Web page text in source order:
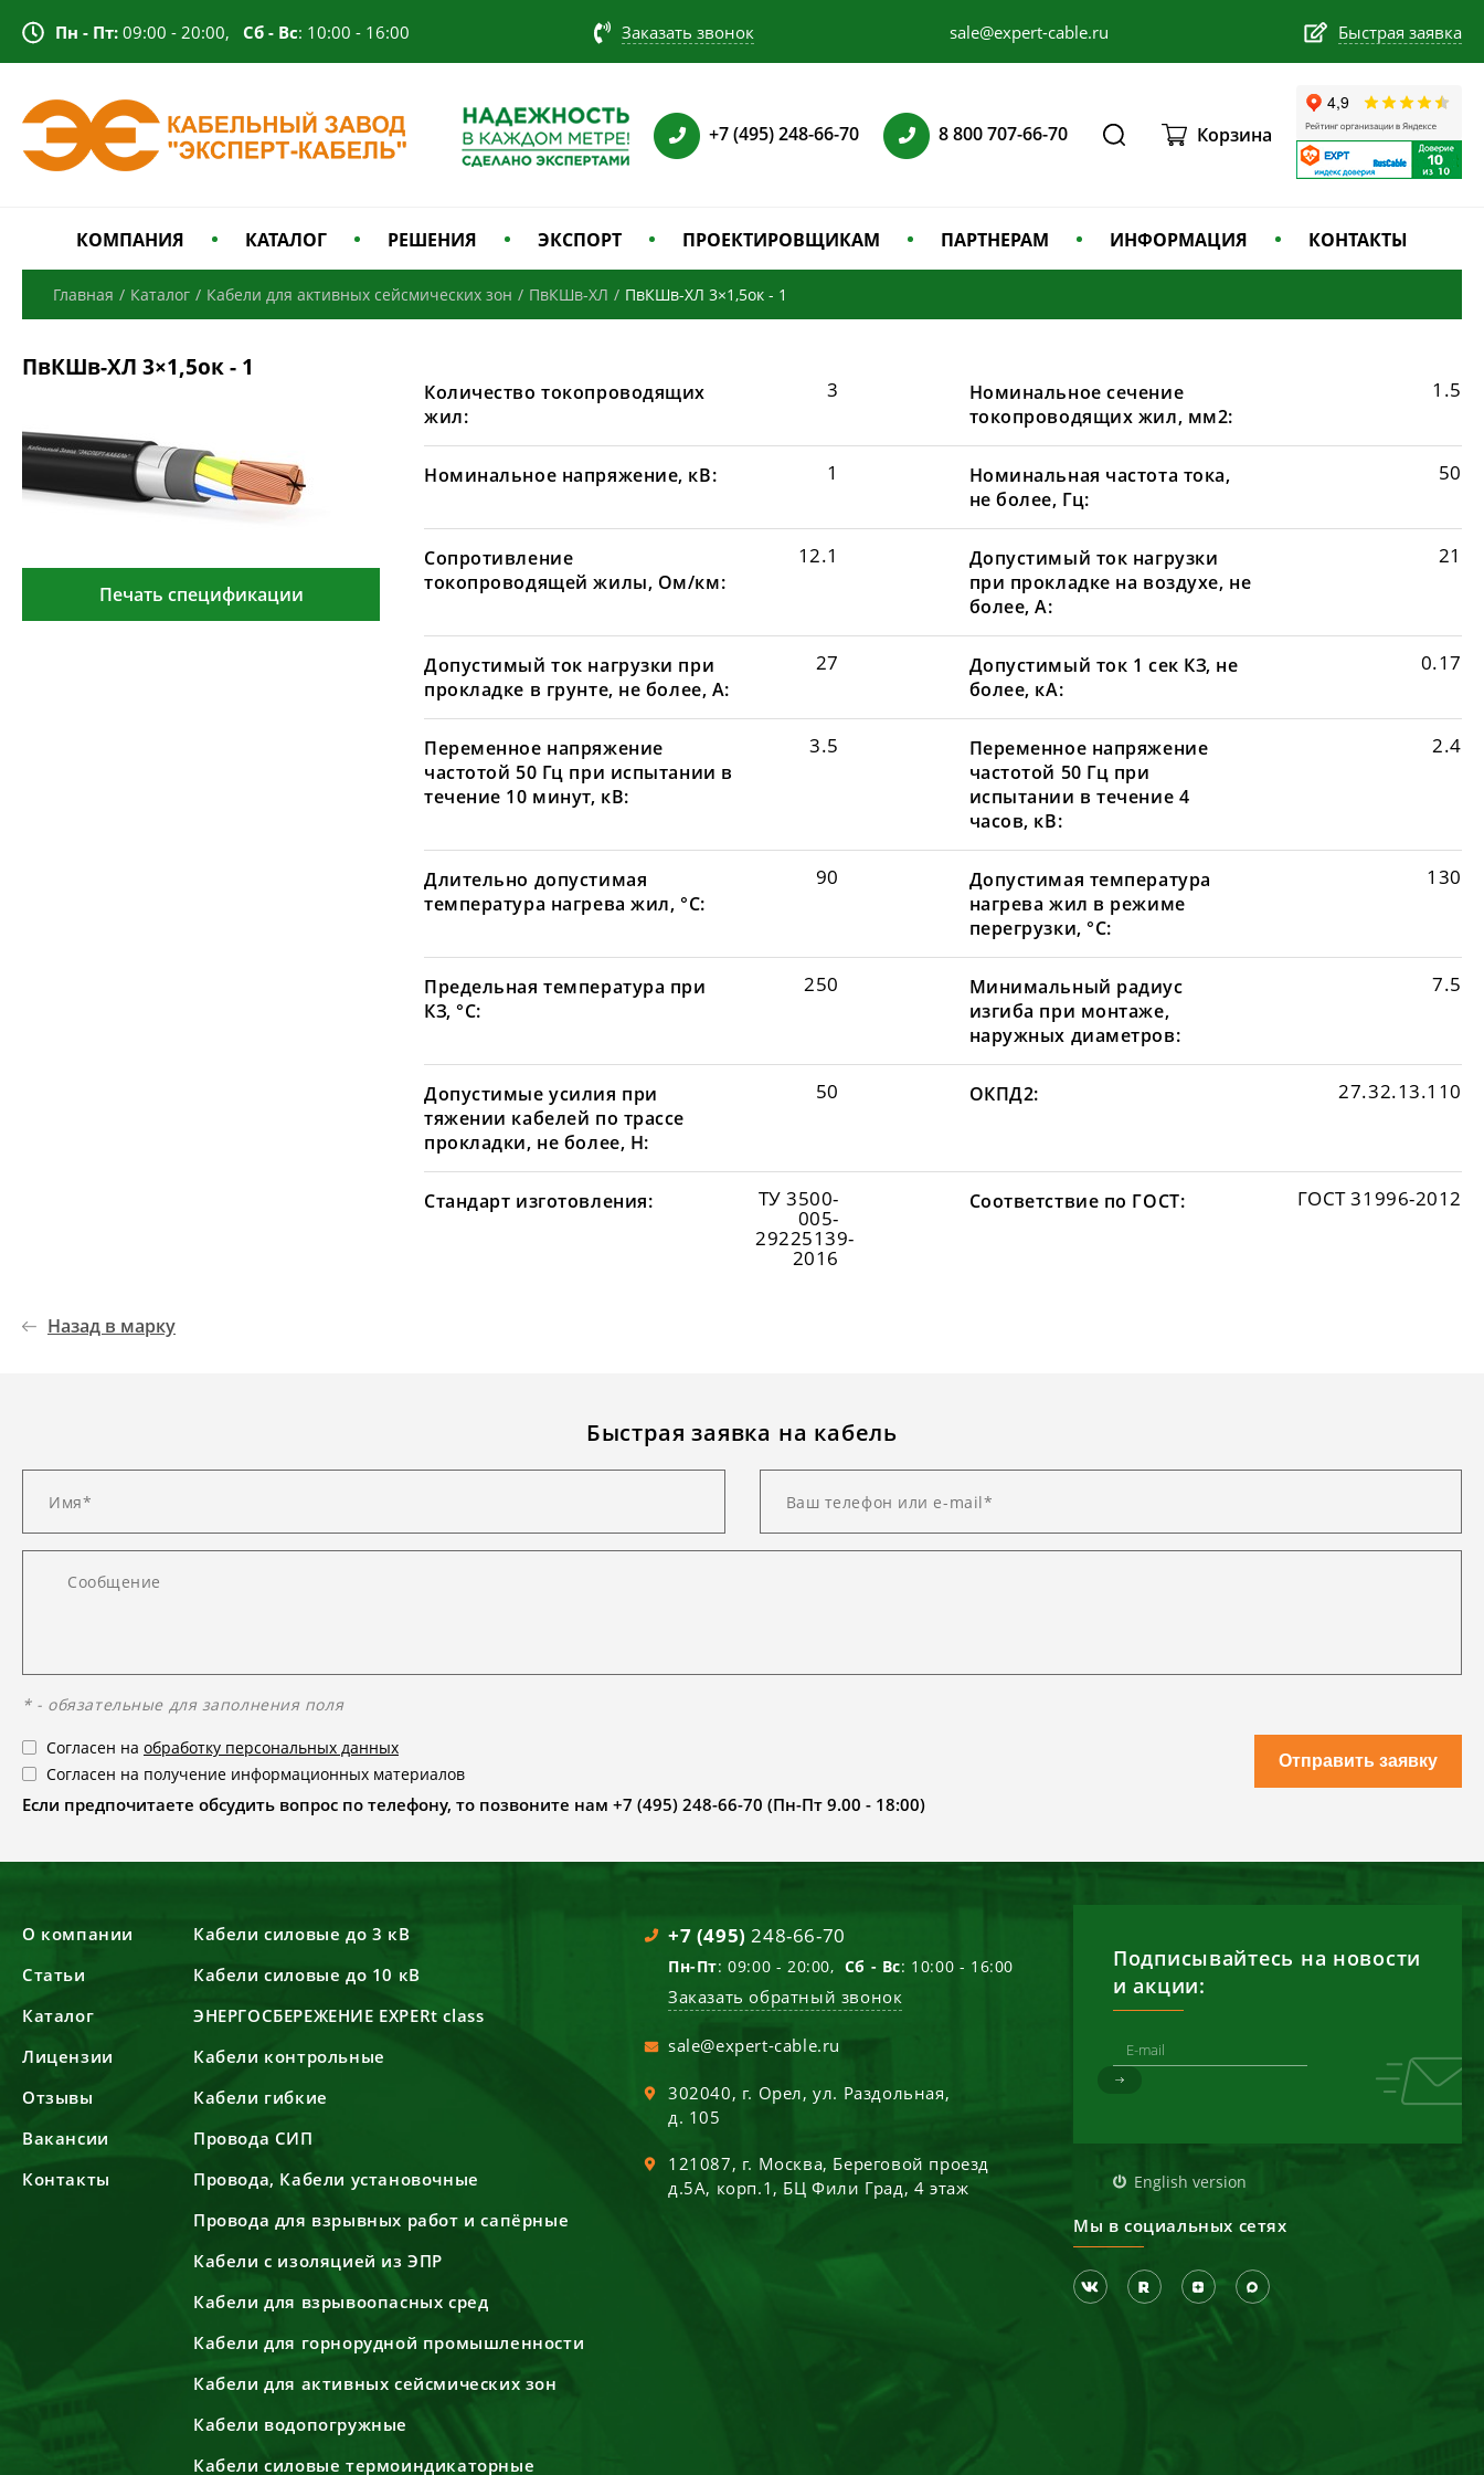
Пн - Пт: 09:00 - 20:00, Сб - Вс: 10:00 - 16:00 Заказать звонок sale@expert-cable.ru Быстрая заявка
+7 (495) 248-66-70 8 800 707-66-70 Корзина
КОМПАНИЯ КАТАЛОГ РЕШЕНИЯ ЭКСПОРТ ПРОЕКТИРОВЩИКАМ ПАРТНЕРАМ ИНФОРМАЦИЯ КОНТАКТЫ
Главная / Каталог / Кабели для активных сейсмических зон / ПвКШв-ХЛ / ПвКШв-ХЛ 3×1,5ок - 1
ПвКШв-ХЛ 3×1,5ок - 1
Печать спецификации
Количество токопроводящих
жил:
3
Номинальное сечение
токопроводящих жил, мм2:
1.5
Номинальное напряжение, кВ: 1
Номинальная частота тока,
не более, Гц:
50
Сопротивление
токопроводящей жилы, Ом/км:
12.1
Допустимый ток нагрузки
при прокладке на воздухе, не
более, А:
21
Допустимый ток нагрузки при
прокладке в грунте, не более, А:
27
Допустимый ток 1 сек КЗ, не
более, кА:
0.17
Переменное напряжение
частотой 50 Гц при испытании в
течение 10 минут, кВ:
3.5
Переменное напряжение
частотой 50 Гц при
испытании в течение 4
часов, кВ:
2.4
Длительно допустимая
температура нагрева жил, °С:
90
Допустимая температура
нагрева жил в режиме
перегрузки, °С:
130
Предельная температура при
КЗ, °С:
250
Минимальный радиус
изгиба при монтаже,
наружных диаметров:
7.5
Допустимые усилия при
тяжении кабелей по трассе
прокладки, не более, Н:
50 ОКПД2: 27.32.13.110
Стандарт изготовления: ТУ 3500-
005-
29225139-
2016
Соответствие по ГОСТ: ГОСТ 31996-2012
Назад в марку
Быстрая заявка на кабель
* - обязательные для заполнения поля
Согласен на обработку персональных данных
Согласен на получение информационных материалов
Если предпочитаете обсудить вопрос по телефону, то позвоните нам +7 (495) 248-66-70 (Пн-Пт 9.00 - 18:00)
Отправить заявку
О компании
Статьи
Каталог
Лицензии
Отзывы
Вакансии
Контакты
Кабели силовые до 3 кВ
Кабели силовые до 10 кВ
ЭНЕРГОСБЕРЕЖЕНИЕ EXPERt class
Кабели контрольные
Кабели гибкие
Провода СИП
Провода, Кабели установочные
Провода для взрывных работ и сапёрные
Кабели с изоляцией из ЭПР
Кабели для взрывоопасных сред
Кабели для горнорудной промышленности
Кабели для активных сейсмических зон
Кабели водопогружные
Кабели силовые термоиндикаторные
+7 (495) 248-66-70
Пн-Пт: 09:00 - 20:00, Сб - Вс: 10:00 - 16:00
Заказать обратный звонок
sale@expert-cable.ru
302040, г. Орел,ул. Раздольная,
д. 105
121087, г. Москва, Береговой проезд
д.5А, корп.1, БЦ Фили Град, 4 этаж
Подписывайтесь на новости
и акции:
English version
Мы в социальных сетях